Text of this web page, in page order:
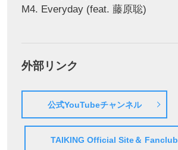
M4. Everyday (feat. 藤原聡)
外部リンク
公式YouTubeチャンネル
TAIKING Official Site＆ Fanclub